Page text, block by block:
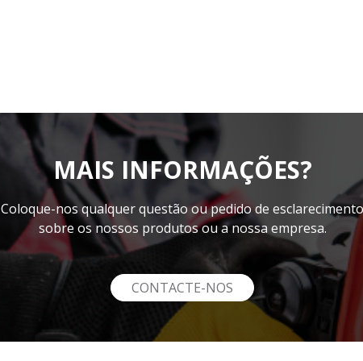
MAIS INFORMAÇÕES?
Coloque-nos qualquer questão ou pedido de esclarecimento
sobre os nossos produtos ou a nossa empresa.
CONTACTE-NOS